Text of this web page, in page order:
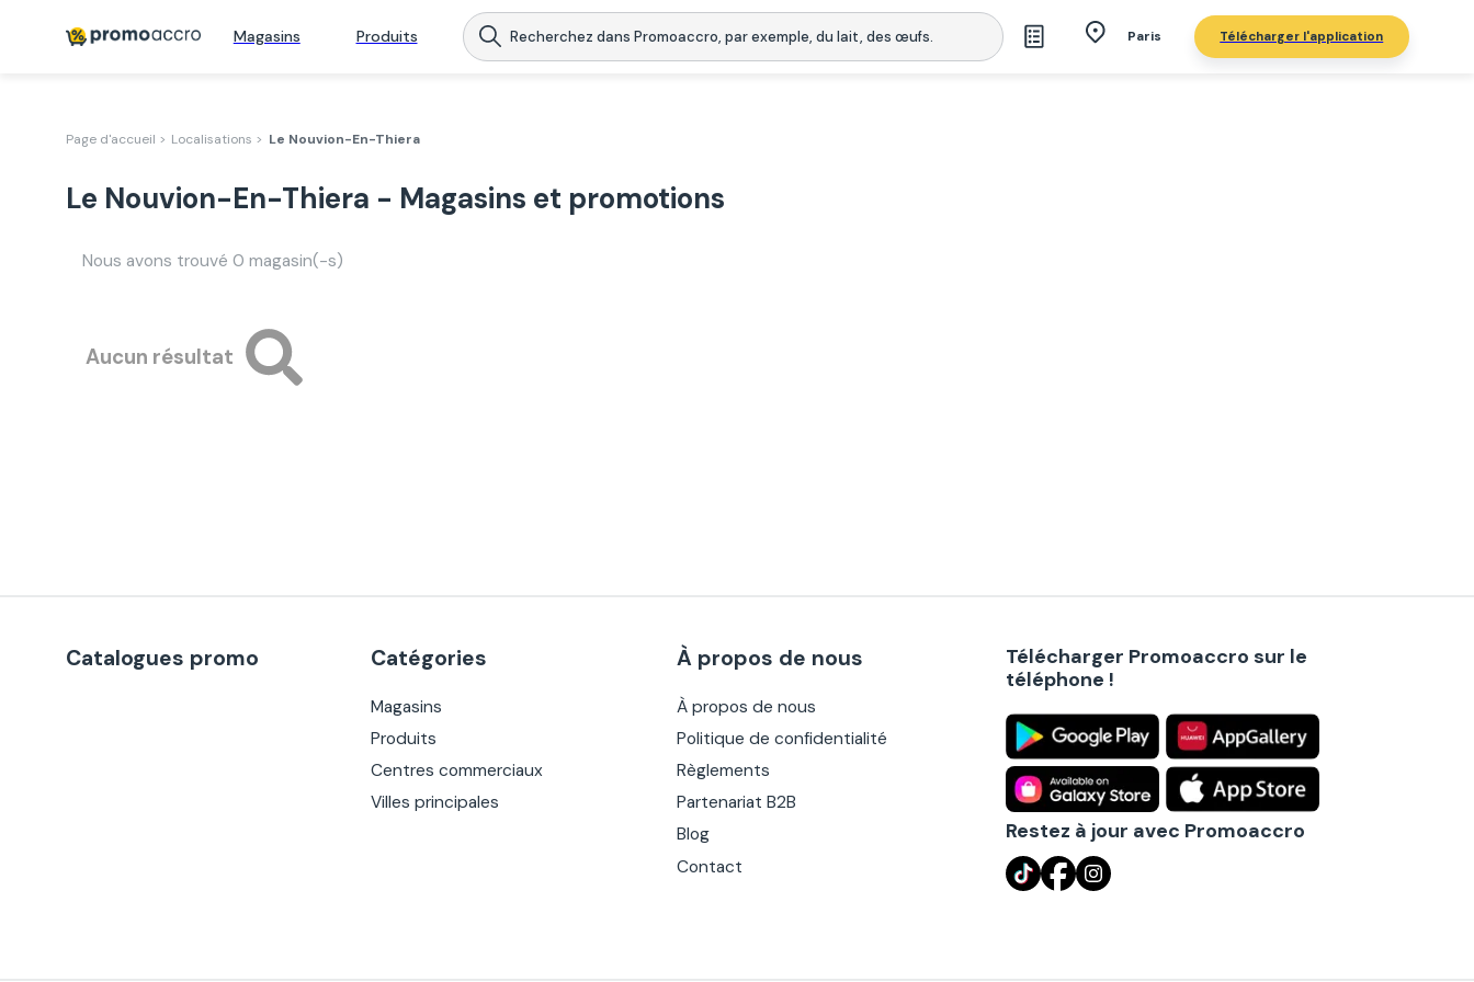
Magasins Produits Paris Télécharger l'application
Page d'accueil > Localisations > Le Nouvion-En-Thiera
Le Nouvion-En-Thiera - Magasins et promotions
Nous avons trouvé 0 magasin(-s)
Aucun résultat
Catalogues promo Catégories
Magasins
Produits
Centres commerciaux
Villes principales
À propos de nous
À propos de nous
Politique de confidentialité
Règlements
Partenariat B2B
Blog
Contact
Télécharger Promoaccro sur le
téléphone !
Restez à jour avec Promoaccro